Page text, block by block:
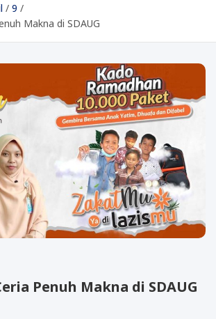
9
Makna di SDAUG
Penuh Makna di SDAUG